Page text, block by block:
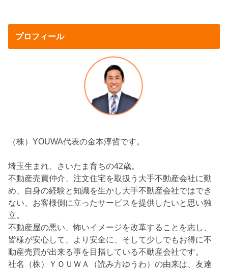
プロフィール
（株）YOUWA代表の金本淳哲です。
埼玉生まれ、さいたま育ちの42歳。
不動産売買仲介、注文住宅を取扱う大手不動産会社に勤
め、自身の経験と知識を生かし大手不動産会社ではでき
ない、お客様側に立ったサービスを提供したいと思い独
立。
不動産屋の悪い、怖いイメージを改革することを志し、
皆様が安心して、より安全に、そして少しでもお得に不
動産売買が出来る事を目指している不動産会社です。
社名（株）ＹＯＵＷＡ（読み方ゆうわ）の由来は、友達